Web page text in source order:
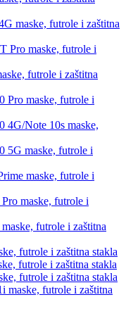
maske, futrole i zaštitna
Pro maske, futrole i
futrole i zaštitna
Pro maske, futrole i
4G/Note 10s maske,
5G maske, futrole i
maske, futrole i
maske, futrole i
maske, futrole i zaštitna
futrole i zaštitna stakla
futrole i zaštitna stakla
futrole i zaštitna stakla
maske, futrole i zaštitna